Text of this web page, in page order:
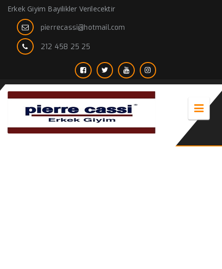
Erkek Giyim Bayilikler Verilecektir
pierrecassi@hotmail.com
212 458 25 25